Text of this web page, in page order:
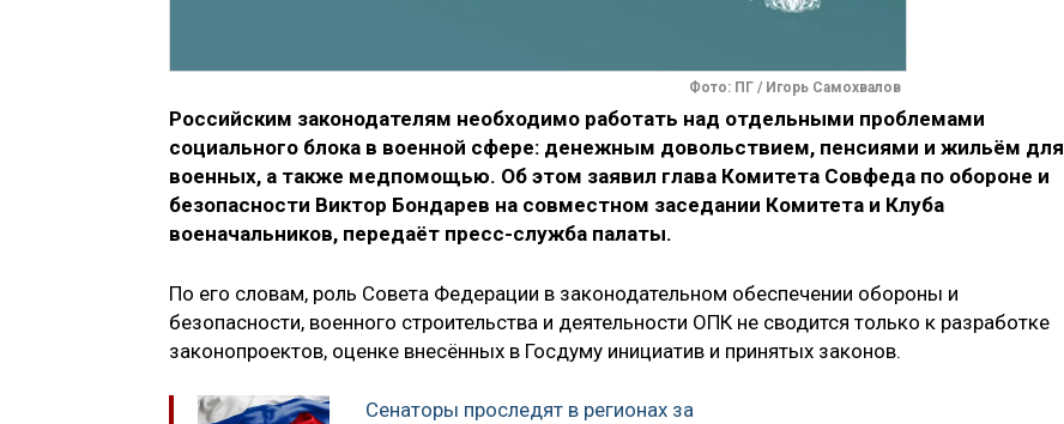
Фото: ПГ / Игорь Самохвалов
Российским законодателям необходимо работать над отдельными проблемами
социального блока в военной сфере: денежным довольствием, пенсиями и жильём для
военных, а также медпомощью. Об этом заявил глава Комитета Совфеда по обороне и
безопасности Виктор Бондарев на совместном заседании Комитета и Клуба
военачальников, передаёт пресс-служба палаты.
По его словам, роль Совета Федерации в законодательном обеспечении обороны и
безопасности, военного строительства и деятельности ОПК не сводится только к разработке
законопроектов, оценке внесённых в Госдуму инициатив и принятых законов.
Сенаторы проследят в регионах за